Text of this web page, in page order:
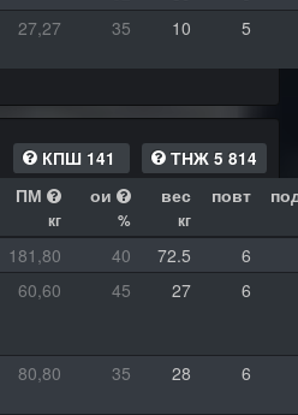
27,27 35 10 5
КПШ 141 ТНЖ 5 814
ПМ
кг
ои
%
вес
кг
повт
181,80 40 72.5
6
60,60 45 27 6
80,80 35 28 6